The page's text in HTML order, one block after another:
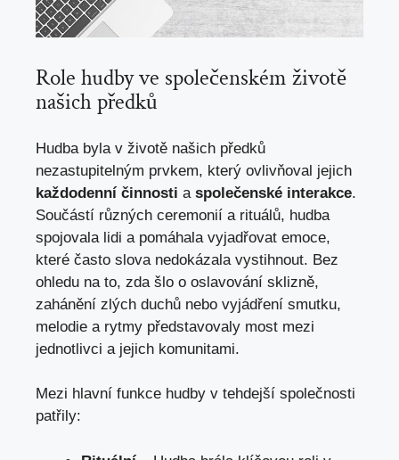
Role hudby ve společenském životě
⁢našich předků
Hudba byla v životě našich⁣ předků
nezastupitelným ​prvkem, který ovlivňoval jejich
každodenní činnosti a společenské‍ interakce.
Součástí různých ceremonií a rituálů, hudba
spojovala lidi a pomáhala vyjadřovat emoce,
⁤které často slova nedokázala‌ vystihnout. Bez
ohledu na to, zda šlo o oslavování sklizně,
zahánění zlých duchů nebo vyjádření⁢ smutku,
melodie a rytmy představovaly most mezi
jednotlivci a jejich komunitami.
Mezi hlavní⁢ funkce hudby v tehdejší společnosti
patřily: